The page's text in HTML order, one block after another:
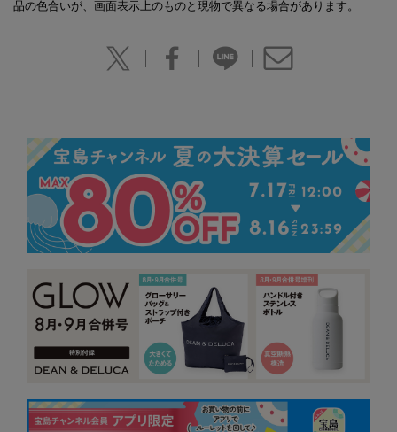
品の色合いが、画面表示上のものと現物で異なる場合があります。